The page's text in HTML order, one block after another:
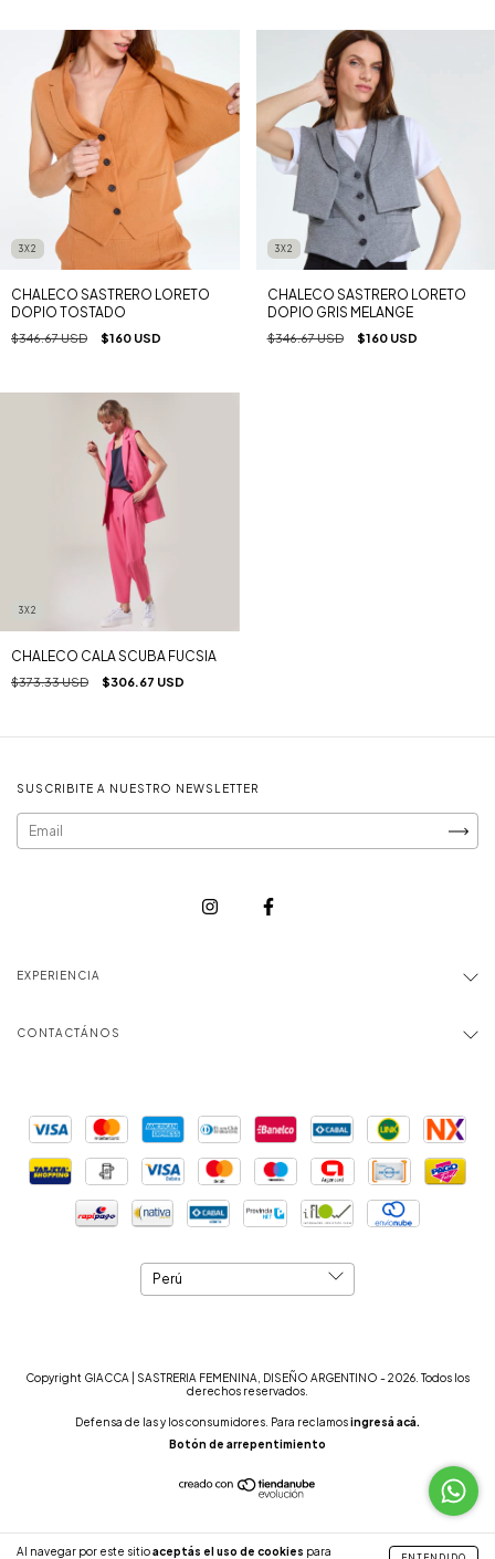
Al navegar por este sitioaceptás el uso de cookies para
3X2
CHALECO SASTRERO LORETO
DOPIO TOSTADO
$346.67 USD $160 USD
3X2
CHALECO SASTRERO LORETO
DOPIO GRIS MELANGE
$346.67 USD $160 USD
3X2
CHALECO CALA SCUBA FUCSIA
$373.33 USD $306.67 USD
SUSCRIBITE A NUESTRO NEWSLETTER
EXPERIENCIA
CONTACTÁNOS
Copyright GIACCA | SASTRERIA FEMENINA, DISEÑO ARGENTINO - 2026. Todos los
derechos reservados.
Defensa de las y los consumidores. Para reclamosingresá acá.
Botón de arrepentimiento